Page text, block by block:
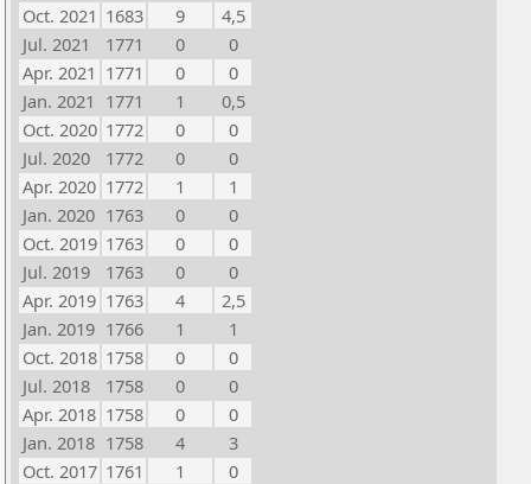
Oct. 2021 1683 9
4,5
Jul. 2021
1771 0
0
Apr. 2021 1771 0
0
Jan. 2021 1771 1
0,5
Oct. 2020 1772 0
0
Jul. 2020
1772 0
0
Apr. 2020 1772 1
1
Jan. 2020 1763 0
0
Oct. 2019 1763 0
0
Jul. 2019
1763 0
0
Apr. 2019 1763 4
2,5
Jan. 2019 1766 1
1
Oct. 2018 1758 0
0
Jul. 2018
1758 0
0
Apr. 2018 1758 0
0
Jan. 2018 1758 4
3
Oct. 2017 1761 1
0